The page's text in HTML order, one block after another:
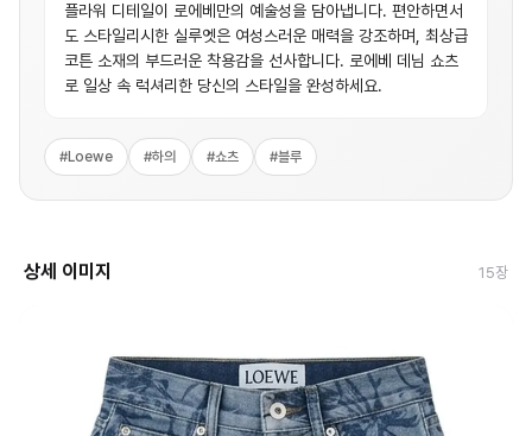
플라워 디테일이 로에베만의 예술성을 담아냅니다. 편안하면서
도 스타일리시한 실루엣은 여성스러운 매력을 강조하며, 최상급
코튼 소재의 부드러운 착용감을 선사합니다. 로에베 데님 쇼츠
로 일상 속 럭셔리한 당신의 스타일을 완성하세요.
#Loewe #하의 #쇼츠 #블루
상세 이미지 15장